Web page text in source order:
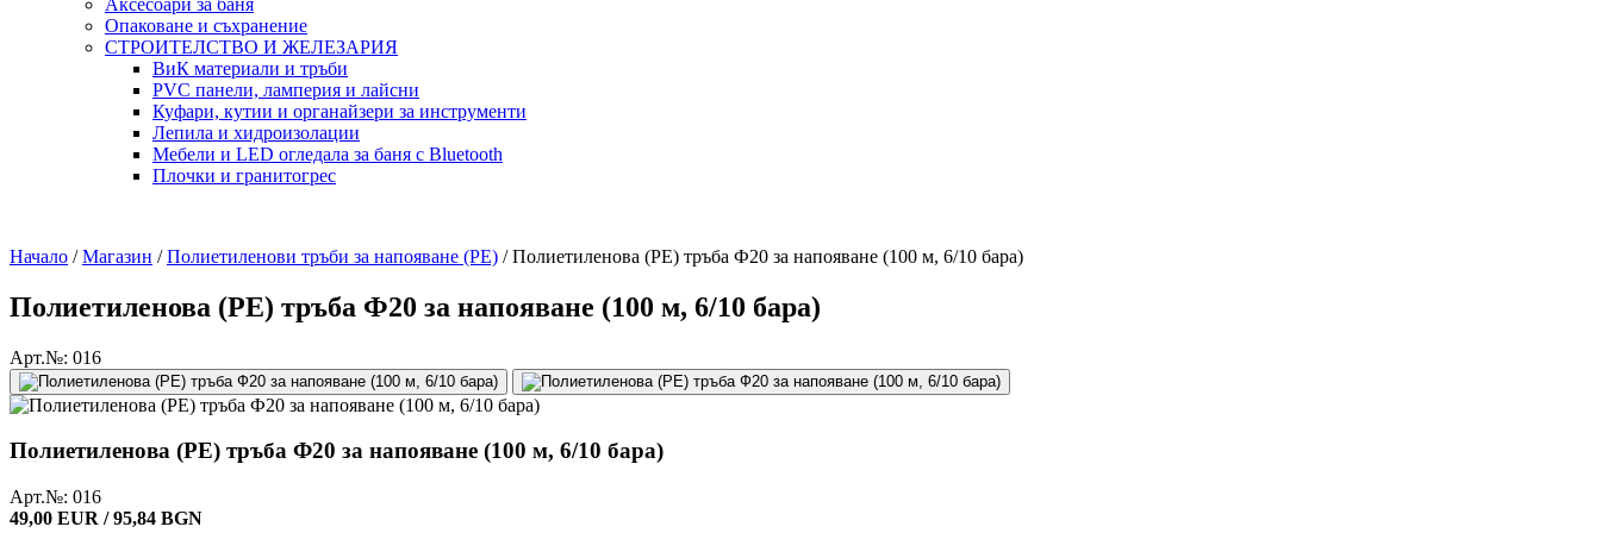
Опаковане и съхранение
СТРОИТЕЛСТВО И ЖЕЛЕЗАРИЯ
ВиК материали и тръби
PVC панели, ламперия и лайсни
Куфари, кутии и органайзери за инструменти
Лепила и хидроизолации
Мебели и LED огледала за баня с Bluetooth
Плочки и гранитогрес
Начало / Магазин / Полиетиленови тръби за напояване (PE) / Полиетиленова (PE) тръба Ф20 за напояване (100 м, 6/10 бара)
Полиетиленова (PE) тръба Ф20 за напояване (100 м, 6/10 бара)
Арт.№: 016
Полиетиленова (PE) тръба Ф20 за напояване (100 м, 6/10 бара)
Арт.№: 016
49,00 EUR / 95,84 BGN